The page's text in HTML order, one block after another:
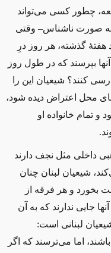
چطور کسی می‌تواند
به صورت ناشناس– وقتی
گذشته، هر روز درِ
بپرسند که در طول روز
کنند؟ شیعیان این را
محل اعتراض دیده شود،
و تمام خانواده او
داخلی‌ مثل نجف دارند
شیعیان لبنان چنان
بخورد و هر فرقه‌ از
جایی ندارند که به آن
لبنانی است:
اما می‌ترسند که اگر